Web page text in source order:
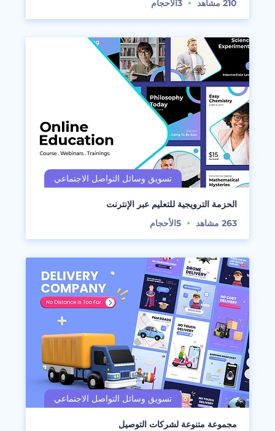
210 مشاهد 3 الأحجام
الحزمة الترويجية للتعليم عبر الإنترنت
263 مشاهد 5الأحجام
مجموعة متنوعة لشركات التوصيل